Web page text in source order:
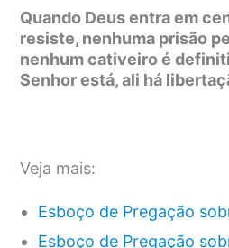
Quando Deus entra em
resiste, nenhuma prisão
nenhum cativeiro é
Senhor está, ali há
Veja mais:
Esboço de Pregação
Esboço de Pregação